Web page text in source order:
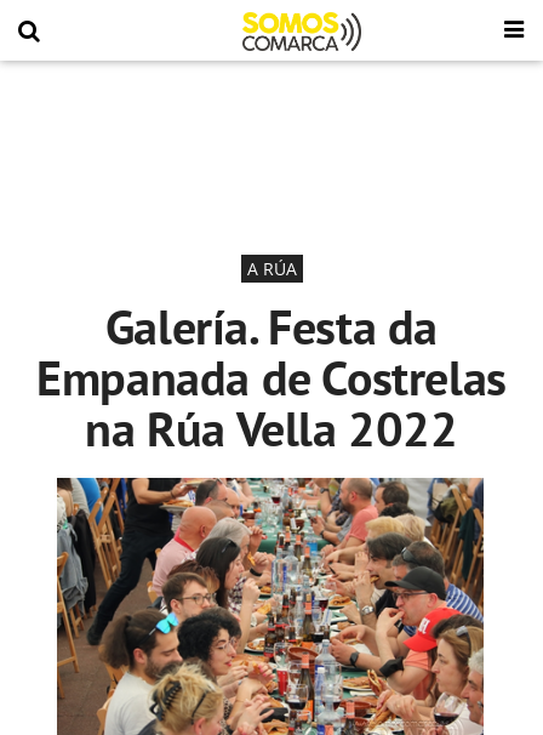
A RÚA
Galería. Festa da
Empanada de Costrelas
na Rúa Vella 2022